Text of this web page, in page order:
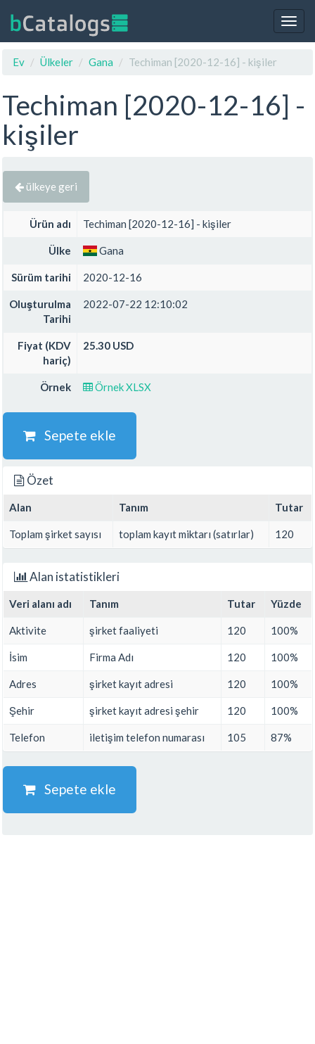
Ev
Ülkeler Gana Techiman [2020-12-16] - kişiler
Techiman [2020-12-16] -
kişiler
ülkeye geri
Ürün adı Techiman [2020-12-16] - kişiler
Ülke Gana
Sürüm tarihi 2020-12-16
Oluşturulma
Tarihi
2022-07-22 12:10:02
Fiyat (KDV
hariç)
25.30 USD
Örnek Örnek XLSX
Sepete ekle
Özet
Alan Tanım Tutar
Toplam şirket sayısı toplam kayıt miktarı (satırlar) 120
Alan istatistikleri
Veri alanı adı Tanım Tutar Yüzde
Aktivite şirket faaliyeti 120 100%
İsim Firma Adı 120 100%
Adres şirket kayıt adresi 120 100%
Şehir şirket kayıt adresi şehir 120 100%
Telefon iletişim telefon numarası 105 87%
Sepete ekle